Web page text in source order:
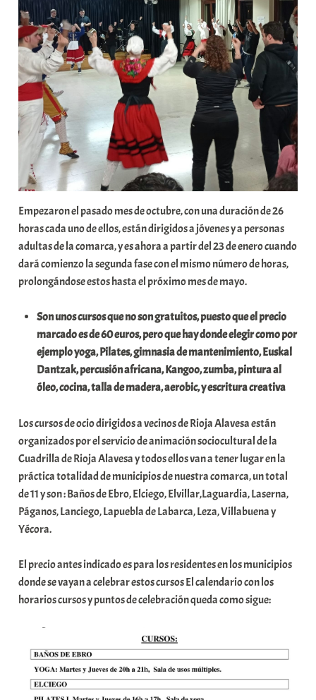
b
a
r
E
o
x
a
o
m
u
n
i
a
t
e
a
Empezaron el pasado mes de octubre, con una duración de 26
horas cada uno de ellos, están dirigidos a jóvenes y a personas
adultas de la comarca, y es ahora a partir del 23 de enero cuando
dará comienzo la segunda fase con el mismo número de horas,
prolongándose estos hasta el próximo mes de mayo.
Son unos cursos que no son gratuitos, puesto que el precio
marcado es de 60 euros, pero que hay donde elegir como por
ejemplo yoga, Pilates, gimnasia de mantenimiento, Euskal
Dantzak, percusión africana, Kangoo, zumba, pintura al
óleo, cocina, talla de madera, aerobic, y escritura creativa
Los cursos de ocio dirigidos a vecinos de Rioja Alavesa están
organizados por el servicio de animación sociocultural de la
Cuadrilla de Rioja Alavesa y todos ellos van a tener lugar en la
práctica totalidad de municipios de nuestra comarca, un total
de 11 y son : Baños de Ebro, Elciego, Elvillar,Laguardia, Laserna,
Páganos, Lanciego, Lapuebla de Labarca, Leza, Villabuena y
Yécora.
El precio antes indicado es para los residentes en los municipios
donde se vayan a celebrar estos cursos El calendario con los
horarios cursos y puntos de celebración queda como sigue: